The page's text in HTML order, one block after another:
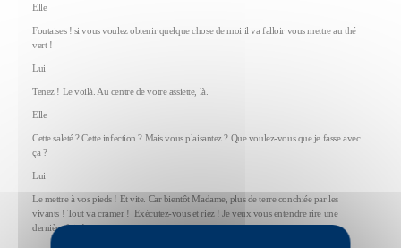
Elle
Foutaises ! si vous voulez obtenir quelque chose de moi il va falloir vous mettre au thé
vert !
Lui
Tenez ! Le voilà. Au centre de votre assiette, là.
Elle
Cette saleté ? Cette infection ? Mais vous plaisantez ? Que voulez-vous que je fasse avec
ça ?
Lui
Le mettre à vos pieds ! Et vite. Car bientôt Madame, plus de terre conchiée par les
vivants ! Tout va cramer ! Exécutez-vous et riez ! Je veux vous entendre rire une
dernière fois !